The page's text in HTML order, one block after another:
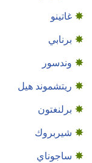
غاتينو
برنابي
وندسور
ريتشموند هيل
برلنغتون
شيربروك
ساجوناي